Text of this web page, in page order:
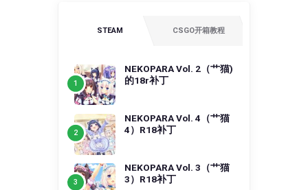
STEAM CSGO开箱教程
NEKOPARA Vol. 2（艹猫)
的18r补丁
NEKOPARA Vol. 4（艹猫
4）R18补丁
NEKOPARA Vol. 3（艹猫
3）R18补丁